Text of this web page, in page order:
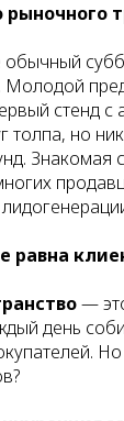
рыночного
обычный
Молодой
стенд с
толпа, но
Знакомая
равна
—
день